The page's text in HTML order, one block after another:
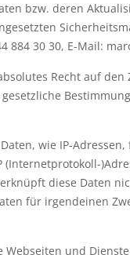
bzw. deren
884 30 30, E-Mail:
Recht auf
wie IP-
diese Daten
für irgendeinen
und